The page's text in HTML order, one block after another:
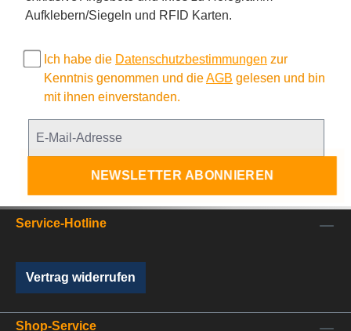
Aufklebern/Siegeln und RFID Karten.
Ich habe die Datenschutzbestimmungen zur
Kenntnis genommen und dieAGB gelesen und bin
mit ihnen einverstanden.
NEWSLETTER ABONNIEREN
Service-Hotline
Vertrag widerrufen
Shop-Service